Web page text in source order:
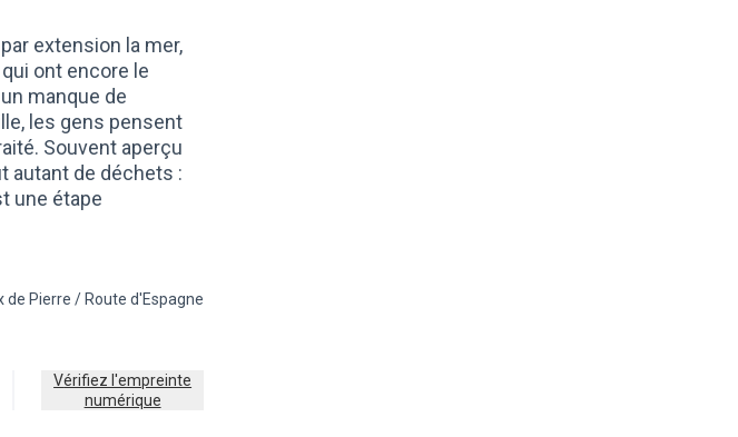
extension la mer,
ont encore le
manque de
les gens pensent
Souvent aperçu
autant de déchets :
une étape
responsable
pour le secteur : 15 - Croix de Pierre / Route d'Espagne
de Pierre / Route d'Espagne
Vérifiez l'empreinte
numérique